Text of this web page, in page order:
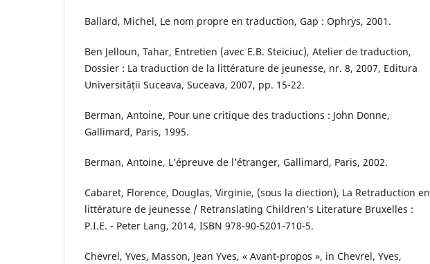
Ballard, Michel, Le nom propre en traduction, Gap : Ophrys, 2001.
Ben Jelloun, Tahar, Entretien (avec E.B. Steiciuc), Atelier de traduction,
Dossier : La traduction de la littérature de jeunesse, nr. 8, 2007, Editura
Universității Suceava, Suceava, 2007, pp. 15-22.
Berman, Antoine, Pour une critique des traductions : John Donne,
Gallimard, Paris, 1995.
Berman, Antoine, L’épreuve de l’étranger, Gallimard, Paris, 2002.
Cabaret, Florence, Douglas, Virginie, (sous la diection), La Retraduction en
littérature de jeunesse / Retranslating Children’s Literature Bruxelles :
P.I.E. - Peter Lang, 2014, ISBN 978-90-5201-710-5.
Chevrel, Yves, Masson, Jean Yves, « Avant-propos », in Chevrel, Yves,